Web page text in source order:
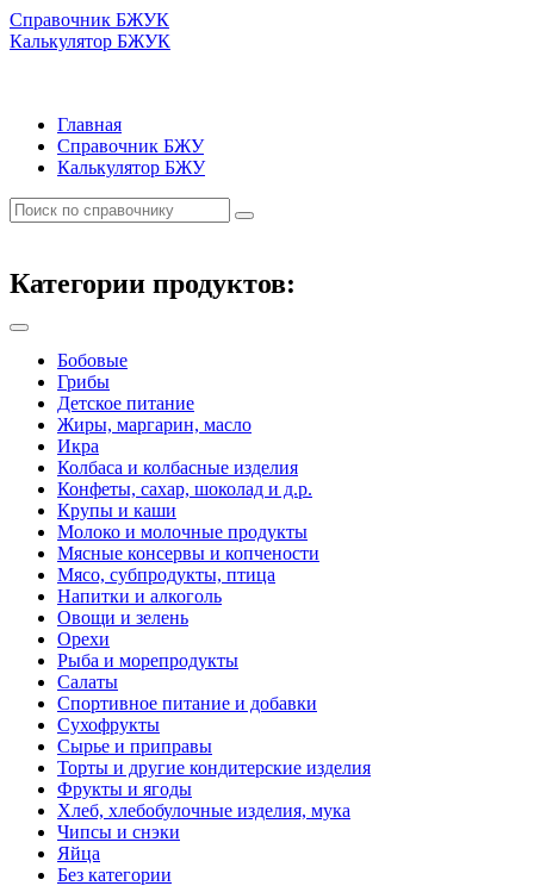
Справочник БЖУК
Калькулятор БЖУК
Главная
Справочник БЖУ
Калькулятор БЖУ
Категории продуктов:
Бобовые
Грибы
Детское питание
Жиры, маргарин, масло
Икра
Колбаса и колбасные изделия
Конфеты, сахар, шоколад и д.р.
Крупы и каши
Молоко и молочные продукты
Мясные консервы и копчености
Мясо, субпродукты, птица
Напитки и алкоголь
Овощи и зелень
Орехи
Рыба и морепродукты
Салаты
Спортивное питание и добавки
Сухофрукты
Сырье и приправы
Торты и другие кондитерские изделия
Фрукты и ягоды
Хлеб, хлебобулочные изделия, мука
Чипсы и снэки
Яйца
Без категории